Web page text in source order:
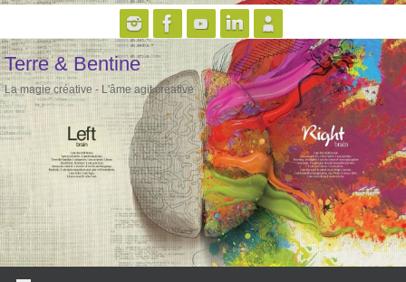
vers
le
contenu
Terre & Bentine
La magie créative - L'âme agit créative